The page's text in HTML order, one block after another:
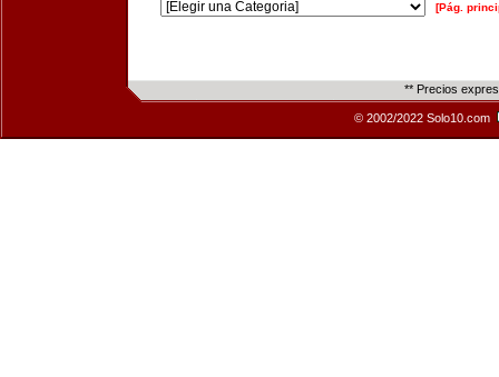
[Pág.
** Precios
© 2002/2022 Solo10.com